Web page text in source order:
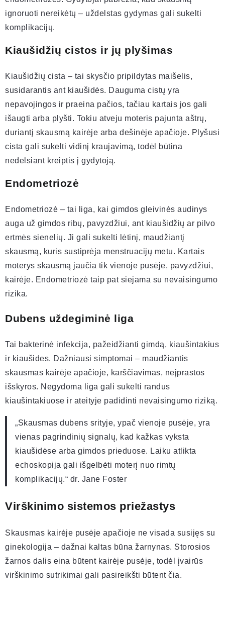
ignoruoti nereikėtų – uždelstas gydymas gali sukelti
komplikacijų.
Kiaušidžių cistos ir jų plyšimas
Kiaušidžių cista – tai skysčio pripildytas maišelis,
susidarantis ant kiaušidės. Dauguma cistų yra
nepavojingos ir praeina pačios, tačiau kartais jos gali
išaugti arba plyšti. Tokiu atveju moteris pajunta aštrų,
duriantį skausmą kairėje arba dešinėje apačioje. Plyšusi
cista gali sukelti vidinį kraujavimą, todėl būtina
nedelsiant kreiptis į gydytoją.
Endometriozė
Endometriozė – tai liga, kai gimdos gleivinės audinys
auga už gimdos ribų, pavyzdžiui, ant kiaušidžių ar pilvo
ertmės sienelių. Ji gali sukelti lėtinį, maudžiantį
skausmą, kuris sustiprėja menstruacijų metu. Kartais
moterys skausmą jaučia tik vienoje pusėje, pavyzdžiui,
kairėje. Endometriozė taip pat siejama su nevaisingumo
rizika.
Dubens uždegiminė liga
Tai bakterinė infekcija, pažeidžianti gimdą, kiaušintakius
ir kiaušides. Dažniausi simptomai – maudžiantis
skausmas kairėje apačioje, karščiavimas, neįprastos
išskyros. Negydoma liga gali sukelti randus
kiaušintakiuose ir ateityje padidinti nevaisingumo riziką.
„Skausmas dubens srityje, ypač vienoje pusėje, yra
vienas pagrindinių signalų, kad kažkas vyksta
kiaušidėse arba gimdos prieduose. Laiku atlikta
echoskopija gali išgelbėti moterį nuo rimtų
komplikacijų.“ dr. Jane Foster
Virškinimo sistemos priežastys
Skausmas kairėje pusėje apačioje ne visada susijęs su
ginekologija – dažnai kaltas būna žarnynas. Storosios
žarnos dalis eina būtent kairėje pusėje, todėl įvairūs
virškinimo sutrikimai gali pasireikšti būtent čia.